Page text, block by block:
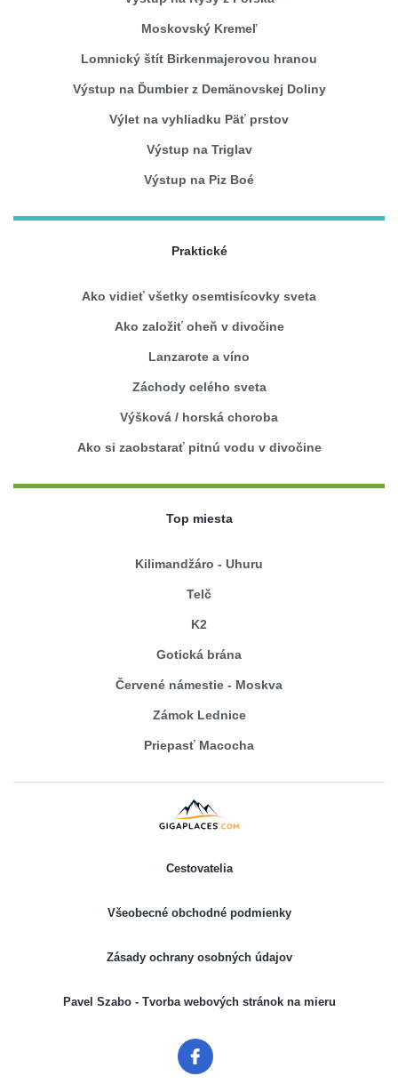
Moskovský Kremeľ
Lomnický štít Birkenmajerovou hranou
Výstup na Ďumbier z Demänovskej Doliny
Výlet na vyhliadku Päť prstov
Výstup na Triglav
Výstup na Piz Boé
Praktické
Ako vidieť všetky osemtisícovky sveta
Ako založiť oheň v divočine
Lanzarote a víno
Záchody celého sveta
Výšková / horská choroba
Ako si zaobstarať pitnú vodu v divočine
Top miesta
Kilimandžáro - Uhuru
Telč
K2
Gotická brána
Červené námestie - Moskva
Zámok Lednice
Priepasť Macocha
Cestovatelia
Všeobecné obchodné podmienky
Zásady ochrany osobných údajov
Pavel Szabo - Tvorba webových stránok na mieru